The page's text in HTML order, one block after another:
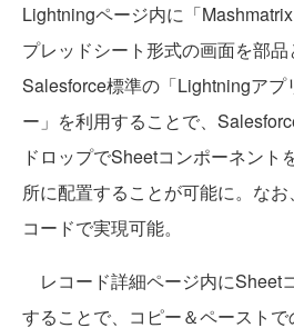
Lightningページ内に「
プレッドシート形式の画面を部品
Salesforce標準の「Lightningアプ
ー」を利用することで、
ドロップでSheetコンポーネント
所に配置することが可能に。な
コードで実現可能。
レコード詳細ページ内にSheet
することで、コピー＆ペースト